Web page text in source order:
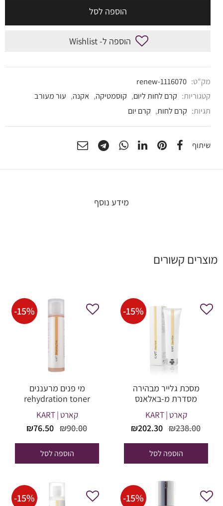
הוספה לסל
הוספה ל- Wishlist
מק"ט: renew-1116070
קטגוריות: קרם לחות ליום, קוסמטיקה, אקנה, עור מעורב
תגיות: קרם לחות, קרם יום
שיתוף
מידע נוסף
מוצרים קשורים
-15%
מסכת גלייר מבהירה
מסדרת מ-באלאנס
קארט | KART
₪238.00
המחיר
₪238.00.
₪202.30
הוספה לסל
-15%
מי פנים מרעננים
rehydration toner
קארט | KART
₪90.00
המחיר
₪90.00.
₪76.50
הוספה לסל
-15%
-15%